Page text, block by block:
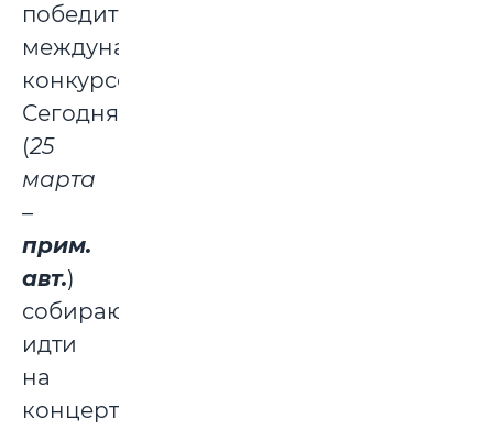
победительницей
международных
конкурсов.
Сегодня
(25
марта
–
прим.
авт.)
собираюсь
идти
на
концерт